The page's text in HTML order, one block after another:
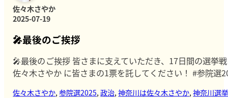
佐々木さやか
2025-07-19
🎤最後のご挨拶
🎤最後のご挨拶 皆さまに支えていただき、17日間の選挙
佐々木さやか に皆さまの1票を託してください！ #参院選
佐々木さやか,参院選2025,政治,神奈川は佐々木さやか,神奈川選